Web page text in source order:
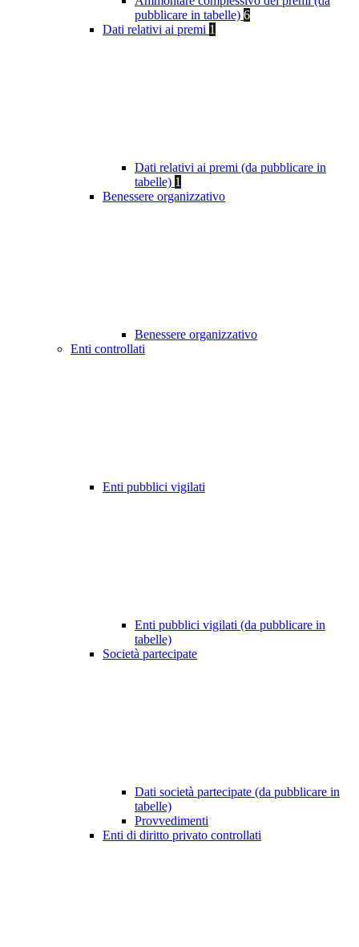
pubblicare in tabelle) 6
Dati relativi ai premi 1
Dati relativi ai premi (da pubblicare in
tabelle) 1
Benessere organizzativo
Benessere organizzativo
Enti controllati
Enti pubblici vigilati
Enti pubblici vigilati (da pubblicare in
tabelle)
Società partecipate
Dati società partecipate (da pubblicare in
tabelle)
Provvedimenti
Enti di diritto privato controllati